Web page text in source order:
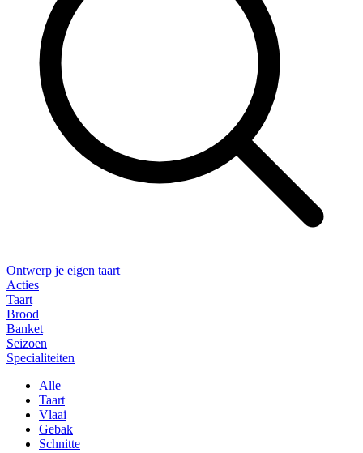
Ontwerp je eigen taart
Acties
Taart
Brood
Banket
Seizoen
Specialiteiten
Alle
Taart
Vlaai
Gebak
Schnitte